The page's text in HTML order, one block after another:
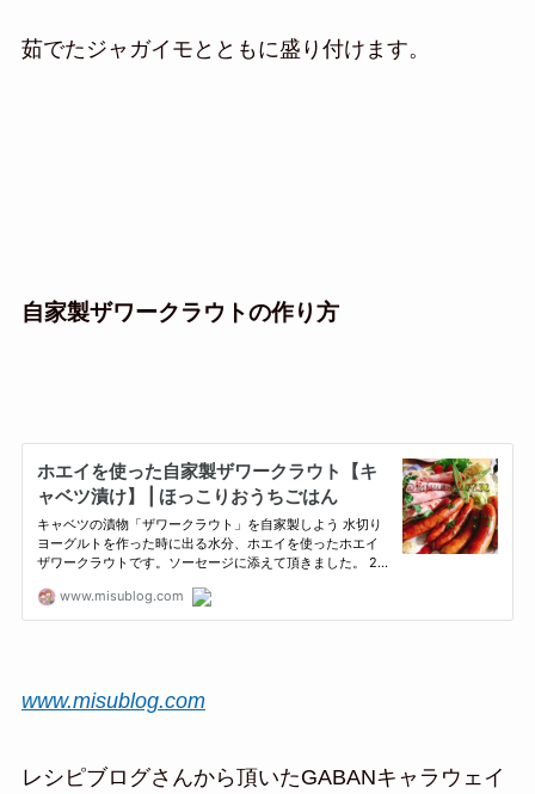
茹でたジャガイモとともに盛り付けます。
自家製ザワークラウトの作り方
www.misublog.com
レシピブログさんから頂いたGABANキャラウェイ